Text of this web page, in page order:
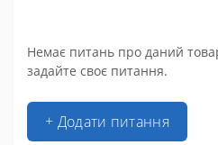
Немає питань про даний
задайте своє питання.
+ Додати питання